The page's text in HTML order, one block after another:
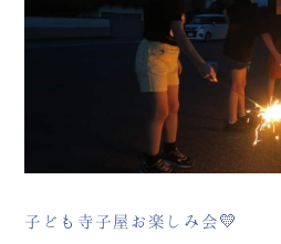
子ども寺子屋お楽しみ会💛